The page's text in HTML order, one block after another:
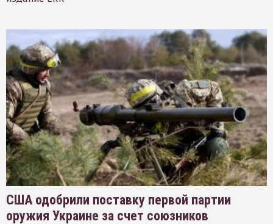
США одобрили поставку первой партии
оружия Украине за счет союзников